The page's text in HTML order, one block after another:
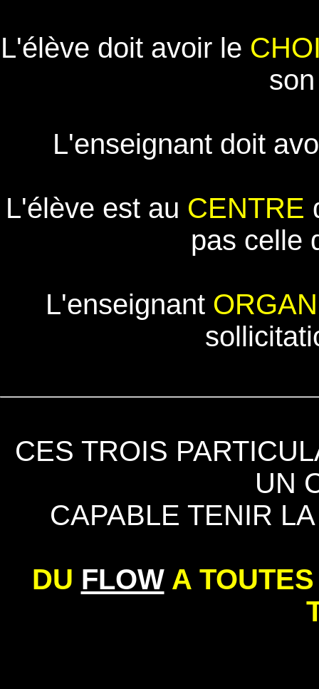
L'élève doit avoir le
L'enseignant doit
L'élève est au CENTRE
pas celle
L'enseignant
CES TROIS
UN
CAPABLE TENIR
DU FLOWA